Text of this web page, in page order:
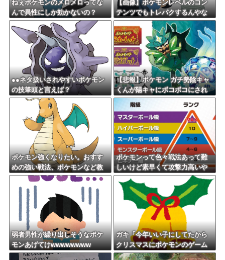
ねぇポケモンのメロメロってな
んで異性にしか効かないの？
【画像】ポケモンレベルのコン
テンツでもトレパクするんやな
●●ネタ扱いされやすいポケモン
の技筆頭と言えば？
【悲報】ポケモン ガチ勢陰キャ
くんが陽キャにボコボコにされ
てる話をDLCで実装して大荒れ
ポケモン強くなりたい。おすす
めの強い戦法、ポケモンなど教
えて？
ポケモンって色々戦法あって難
しいけど素早くて攻撃力高いや
つだけでパーティ組んだら適当
にやっても勝てるんじゃね？
弱者男性が繰り出しそうなポケ
モンあげてけwwwwwwww
ガキ「今年いい子にしてたから
クリスマスにポケモンのゲーム
欲しい」←これ